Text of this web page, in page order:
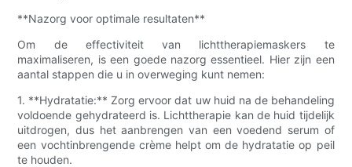
**Nazorg voor optimale resultaten**
Om de effectiviteit van lichttherapiemaskers te
maximaliseren, is een goede nazorg essentieel. Hier zijn een
aantal stappen die u in overweging kunt nemen:
1. **Hydratatie:** Zorg ervoor dat uw huid na de behandeling
voldoende gehydrateerd is. Lichttherapie kan de huid tijdelijk
uitdrogen, dus het aanbrengen van een voedend serum of
een vochtinbrengende crème helpt om de hydratatie op peil
te houden.